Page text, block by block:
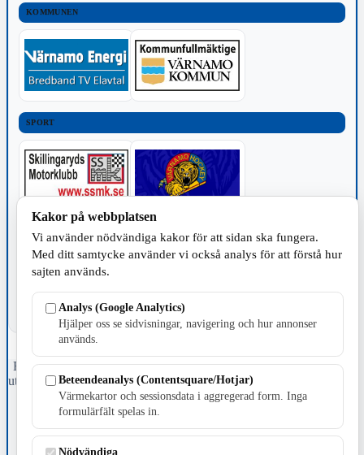
KOMMUNEN
SPORT
TILLVERKNING
Fristående webbtidningsföretag grundat 1991 som sedan 2002 ger
ut tidningen Skillingaryd.nu och 2010 lanserades Värnamo.nu. Från
april 2026 omfattar Skillingaryd.nu tre kommuner: Gnosjö,
Värnamo och Vaggeryds kommun.
Kontakta oss
E-post: redaktionen@skillingaryd.nu
Kakor på webbplatsen
Vi använder nödvändiga kakor för att sidan ska fungera.
Med ditt samtycke använder vi också analys för att förstå hur
sajten används.
Analys (Google Analytics)
Hjälper oss se sidvisningar, navigering och hur annonser
används.
Beteendeanalys (Contentsquare/Hotjar)
Värmekartor och sessionsdata i aggregerad form. Inga
formulärfält spelas in.
Nödvändiga